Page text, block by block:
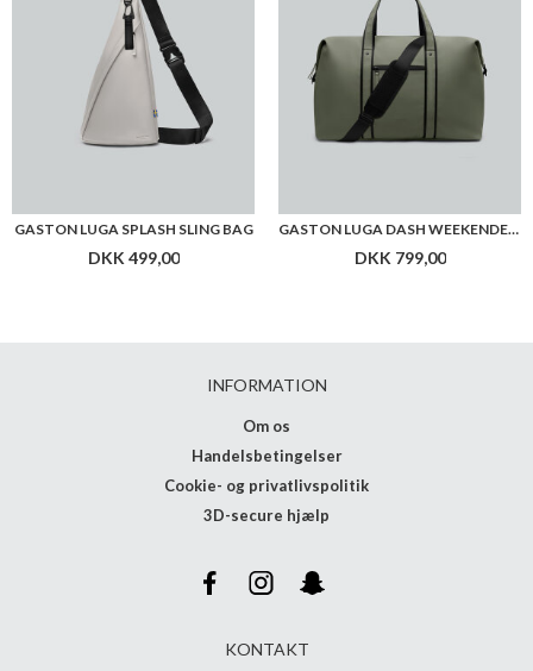
GASTON LUGA SPLASH SLING BAG
DKK 499,00
GASTON LUGA DASH WEEKENDER 2.0 MEDIUM
DKK 799,00
INFORMATION
Om os
Handelsbetingelser
Cookie- og privatlivspolitik
3D-secure hjælp
KONTAKT